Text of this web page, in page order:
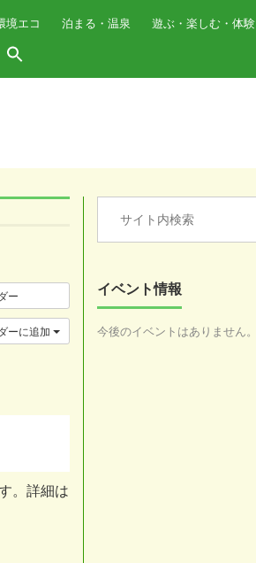
境エコ 泊まる・温泉
遊ぶ・楽しむ・体験
ー
ーに追加
。詳細は
Search
イベント情報
今後のイベントはありません。